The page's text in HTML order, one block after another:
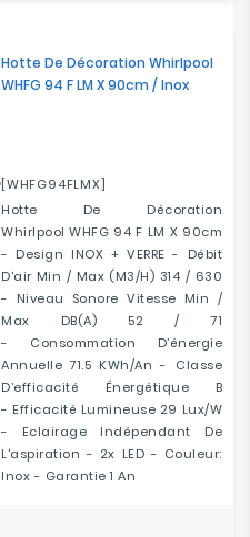
Hotte De Décoration Whirlpool
WHFG 94 F LM X 90cm / Inox
[WHFG94FLMX]
Hotte De Décoration
Whirlpool WHFG 94 F LM X 90cm
- Design INOX + VERRE - Débit
D'air Min / Max (m3/h) 314 / 630
- Niveau Sonore Vitesse Min /
Max DB(A) 52 / 71
- Consommation D’énergie
Annuelle 71.5 KWh/an - Classe
D’efficacité Énergétique B
- Efficacité Lumineuse 29 Lux/W
- Eclairage Indépendant De
L'aspiration - 2x LED - Couleur:
Inox - Garantie 1 An